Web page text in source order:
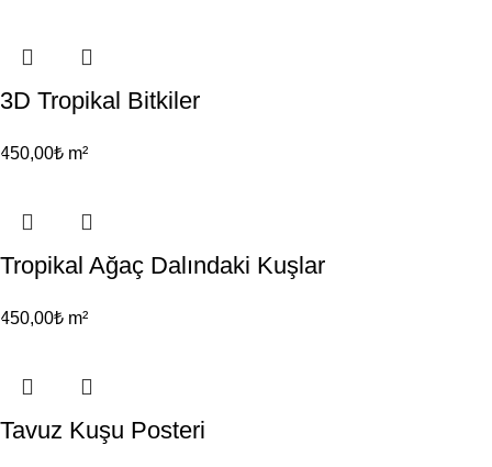
3D Tropikal Bitkiler
450,00₺ m²
Tropikal Ağaç Dalındaki Kuşlar
450,00₺ m²
Tavuz Kuşu Posteri